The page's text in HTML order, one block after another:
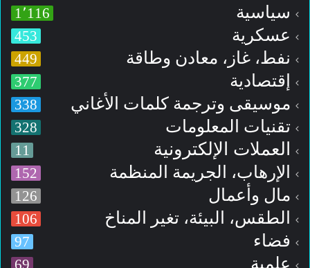
سياسية 1٬116
عسكرية 453
نفط، غاز، معادن وطاقة 449
إقتصادية 377
موسيقى وترجمة كلمات الأغاني 338
تقنيات المعلومات 328
العملات الإلكترونية 11
الإرهاب، الجريمة المنظمة 152
مال وأعمال 126
الطقس، البيئة، تغير المناخ 106
فضاء 97
علمية 69